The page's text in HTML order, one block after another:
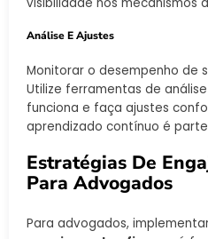
Análise E Ajustes
Monitorar o desempenho de
Utilize ferramentas de
funciona e faça ajustes
aprendizado contínuo é
Estratégias De
Para Advogados
Para advogados,